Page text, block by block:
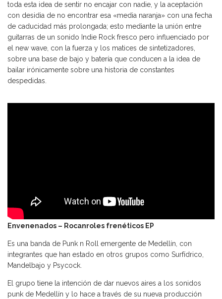
toda esta idea de sentir no encajar con nadie, y la aceptación
con desidia de no encontrar esa «media naranja» con una fecha
de caducidad más prolongada; esto mediante la unión entre
guitarras de un sonido Indie Rock fresco pero influenciado por
el new wave, con la fuerza y los matices de sintetizadores,
sobre una base de bajo y batería que conducen a la idea de
bailar irónicamente sobre una historia de constantes
despedidas.
Envenenados – Rocanroles frenéticos EP
Es una banda de Punk n Roll emergente de Medellín, con
integrantes que han estado en otros grupos como Surfídrico,
Mandelbajo y Psycock.
El grupo tiene la intención de dar nuevos aires a los sonidos
punk de Medellín y lo hace a través de su nueva producción